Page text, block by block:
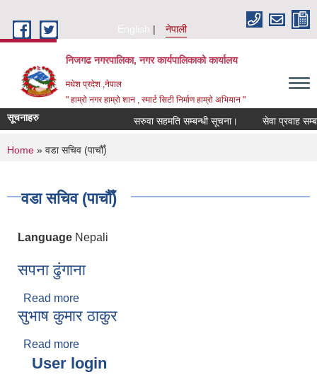
English
नेपाली
निजगढ नगरपालिका, नगर कार्यपालिकाको कार्यालय
मधेश प्रदेश ,नेपाल
" हाम्रो नगर हाम्रो शान , स्मार्ट सिटी निर्माण हाम्रो अभियान "
सूचनाहरु सरुवा सहमति सम्बन्धी सूचना। सेवा प्रवाह
You are here
Home » वडा सचिव (पाचौँ)
वडा सचिव (पाचौँ)
Language Nepali
सपना ढुंगाना
Read more
सुभाष कुमार ठाकुर
Read more
User login